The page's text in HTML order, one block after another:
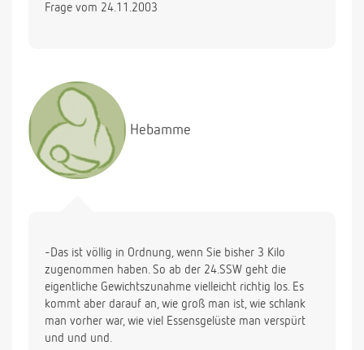
Frage vom 24.11.2003
Hebamme
-Das ist völlig in Ordnung, wenn Sie bisher 3 Kilo
zugenommen haben. So ab der 24.SSW geht die
eigentliche Gewichtszunahme vielleicht richtig los. Es
kommt aber darauf an, wie groß man ist, wie schlank
man vorher war, wie viel Essensgelüste man verspürt
und und und.